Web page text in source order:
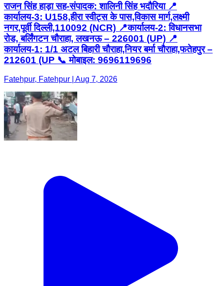
राजन सिंह हाड़ा सह-संपादक: शालिनी सिंह भदौरिया 📍
कार्यालय-3: U158,हीरा स्वीट्स के पास,विकास मार्ग,लक्ष्मी
नगर,पूर्वी दिल्ली,110092 (NCR) 📍कार्यालय-2: विधानसभा
रोड, बर्लिंगटन चौराहा, लखनऊ – 226001 (UP) 📍
कार्यालय-1: 1/1 अटल बिहारी चौराहा,नियर बर्मा चौराहा,फतेहपुर –
212601 (UP 📞 मोबाइल: 9696119696
Fatehpur, Fatehpur | Aug 7, 2026